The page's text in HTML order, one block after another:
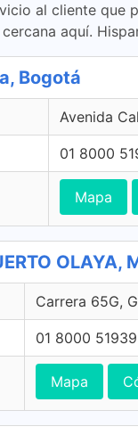
al cliente que
aquí.
Bogotá
Avenida
01 8000
Mapa
Carrera 65G,
01 8000
Mapa